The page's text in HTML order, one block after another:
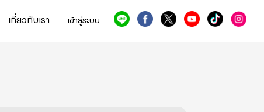
เกี่ยวกับเรา เข้าสู่ระบบ